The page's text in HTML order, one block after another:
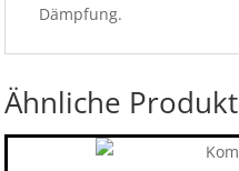
Dämpfung.
Ähnliche